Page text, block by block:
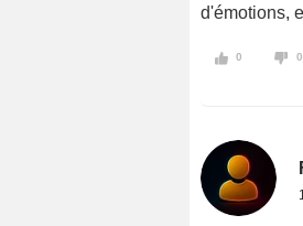
d'émotions,
0 0